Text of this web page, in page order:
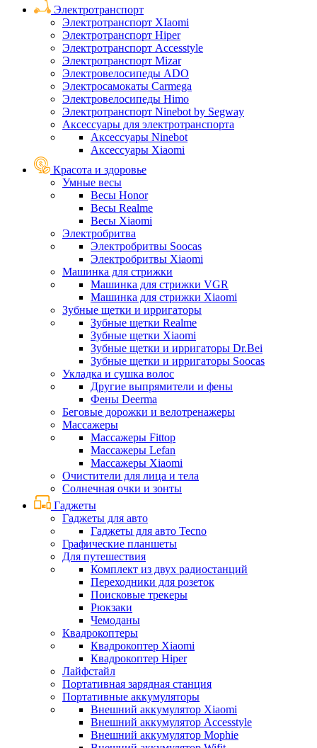
Электротранспорт
Электротранспорт XIaomi
Электротранспорт Hiper
Электротранспорт Accesstyle
Электротранспорт Mizar
Электровелосипеды ADO
Электросамокаты Carmega
Электровелосипеды Himo
Электротранспорт Ninebot by Segway
Аксессуары для электротранспорта
Аксессуары Ninebot
Аксессуары Xiaomi
Красота и здоровье
Умные весы
Весы Honor
Весы Realme
Весы Xiaomi
Электробритва
Электробритвы Soocas
Электробритвы Xiaomi
Машинка для стрижки
Машинка для стрижки VGR
Машинка для стрижки Xiaomi
Зубные щетки и ирригаторы
Зубные щетки Realme
Зубные щетки Xiaomi
Зубные щетки и ирригаторы Dr.Bei
Зубные щетки и ирригаторы Soocas
Укладка и сушка волос
Другие выпрямители и фены
Фены Deerma
Беговые дорожки и велотренажеры
Массажеры
Массажеры Fittop
Массажеры Lefan
Массажеры Xiaomi
Очистители для лица и тела
Солнечная очки и зонты
Гаджеты
Гаджеты для авто
Гаджеты для авто Tecno
Графические планшеты
Для путешествия
Комплект из двух радиостанций
Переходники для розеток
Поисковые трекеры
Рюкзаки
Чемоданы
Квадрокоптеры
Квадрокоптер Xiaomi
Квадрокоптер Hiper
Лайфстайл
Портативная зарядная станция
Портативные аккумуляторы
Внешний аккумулятор Xiaomi
Внешний аккумулятор Accesstyle
Внешний аккумулятор Mophie